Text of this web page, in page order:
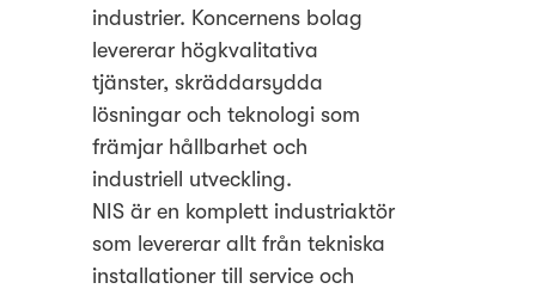
industrier. Koncernens bolag
levererar högkvalitativa
tjänster, skräddarsydda
lösningar och teknologi som
främjar hållbarhet och
industriell utveckling.
NIS är en komplett industriaktör
som levererar allt från tekniska
installationer till service och